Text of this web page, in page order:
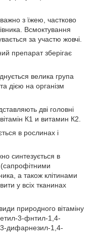
з їжею, частково
Всмоктування
за участю жовчі.
препарат зберігає
велика група
дією на організм
дві головні
К1 и витамин К2.
в рослинах і
синтезується в
(сапрофітними
а також клітинами
у всіх тканинах
природного вітаміну
3-фнтил-1,4-
3-дифарнезил-1,4-